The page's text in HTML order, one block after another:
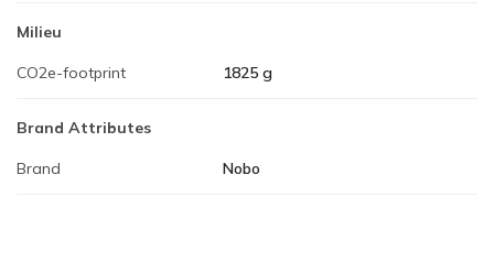
Milieu
CO2e-footprint 1825 g
Brand Attributes
Brand Nobo